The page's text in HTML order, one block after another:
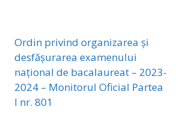
Ordin privind organizarea și
desfășurarea examenului
național de bacalaureat – 2023-
2024 – Monitorul Oficial Partea
I nr. 801